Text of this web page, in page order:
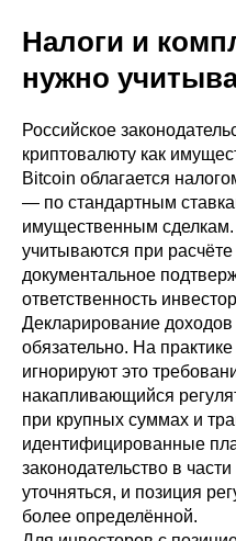
Налоги и
нужно
Российское
криптовалюту как
Bitcoin облагается
— по стандартным
имущественным
учитываются при
документальное
ответственность
Декларирование
обязательно. На
игнорируют это
накапливающийся
при крупных суммах и
идентифицированные
законодательство в
уточняться, и позиция
более определённой.